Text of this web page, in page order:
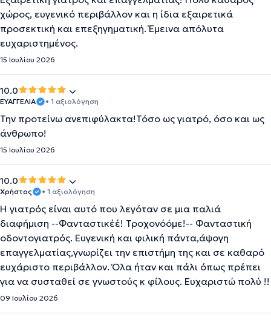
χώρος, ευγενικό περιβάλλον και η ίδια εξαιρετικά
προσεκτική και επεξηγηματική. Έμεινα απόλυτα
ευχαριστημένος.
15 Ιουλίου 2026
10.0
ΕΥΑΓΓΕΛΙΑ • 1 αξιολόγηση
Την προτείνω ανεπιφύλακτα!Τόσο ως γιατρό, όσο και ως
άνθρωπο!
15 Ιουλίου 2026
10.0
Χρήστος • 1 αξιολόγηση
Η γιατρός είναι αυτό που λεγόταν σε μια παλιά
διαφήμιση --Φανταστικέέ! Τροχονόόμε!-- Φανταστική
οδοντογιατρός. Ευγενική και φιλική πάντα,άψογη
επαγγελματίας,γνωρίζει την επιστήμη της και σε καθαρό
ευχάριστο περιβάλλον. Όλα ήταν και πάλι όπως πρέπει
για να συσταθεί σε γνωστούς κ φίλους. Ευχαριστώ πολύ !!
09 Ιουλίου 2026